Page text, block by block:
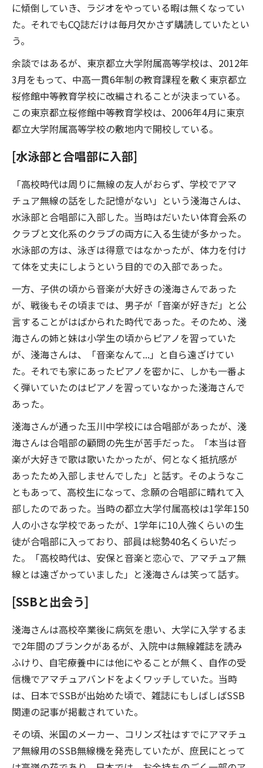
に傾倒していき、ラジオをやっている暇は無くなってい
た。それでもCQ誌だけは毎月欠かさず購読していたとい
う。
余談ではあるが、東京都立大学附属高等学校は、2012年
3月をもって、中高一貫6年制の教育課程を敷く東京都立
桜修館中等教育学校に改編されることが決まっている。
この東京都立桜修館中等教育学校は、2006年4月に東京
都立大学附属高等学校の敷地内で開校している。
[水泳部と合唱部に入部]
「高校時代は周りに無線の友人がおらず、学校でアマ
チュア無線の話をした記憶がない」という淺海さんは、
水泳部と合唱部に入部した。当時はだいたい体育会系の
クラブと文化系のクラブの両方に入る生徒が多かった。
水泳部の方は、泳ぎは得意ではなかったが、体力を付け
て体を丈夫にしようという目的での入部であった。
一方、子供の頃から音楽が大好きの淺海さんであった
が、戦後もその頃までは、男子が「音楽が好きだ」と公
言することがはばかられた時代であった。そのため、淺
海さんの姉と妹は小学生の頃からピアノを習っていた
が、淺海さんは、「音楽なんて...」と自ら遠ざけてい
た。それでも家にあったピアノを密かに、しかも一番よ
く弾いていたのはピアノを習っていなかった淺海さんで
あった。
淺海さんが通った玉川中学校には合唱部があったが、淺
海さんは合唱部の顧問の先生が苦手だった。「本当は音
楽が大好きで歌は歌いたかったが、何となく抵抗感が
あったため入部しませんでした」と話す。そのようなこ
ともあって、高校生になって、念願の合唱部に晴れて入
部したのであった。当時の都立大学付属高校は1学年150
人の小さな学校であったが、1学年に10人強くらいの生
徒が合唱部に入っており、部員は総勢40名くらいだっ
た。「高校時代は、安保と音楽と恋心で、アマチュア無
線とは遠ざかっていました」と淺海さんは笑って話す。
[SSBと出会う]
淺海さんは高校卒業後に病気を患い、大学に入学するま
で2年間のブランクがあるが、入院中は無線雑誌を読み
ふけり、自宅療養中には他にやることが無く、自作の受
信機でアマチュアバンドをよくワッチしていた。当時
は、日本でSSBが出始めた頃で、雑誌にもしばしばSSB
関連の記事が掲載されていた。
その頃、米国のメーカー、コリンズ社はすでにアマチュ
ア無線用のSSB無線機を発売していたが、庶民にとって